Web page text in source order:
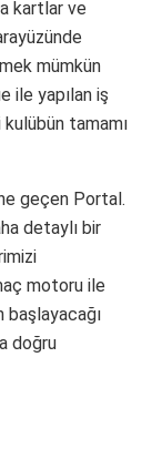
kartlar ve
mümkün
ile yapılan iş
tamamı
geçen Portal.
detaylı bir
motoru ile
başlayacağı
doğru